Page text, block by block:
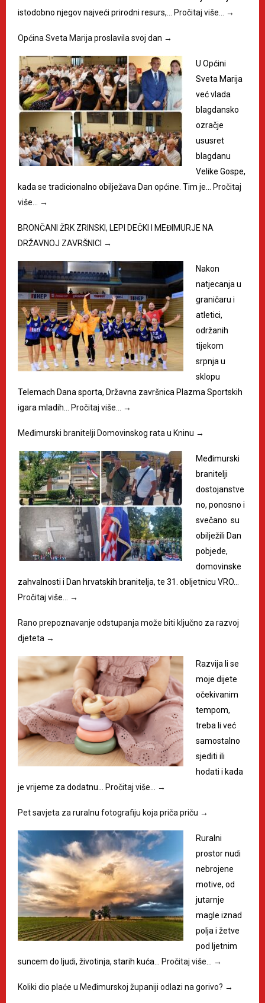
istodobno njegov najveći prirodni resurs,…
Pročitaj više… →
Općina Sveta Marija proslavila svoj dan →
U Općini
Sveta Marija
već vlada
blagdansko
ozračje
ususret
blagdanu
Velike Gospe,
kada se tradicionalno obilježava Dan općine. Tim je…
Pročitaj
više…
→
BRONČANI ŽRK ZRINSKI, LEPI DEČKI I MEĐIMURJE NA
DRŽAVNOJ ZAVRŠNICI →
Nakon
natjecanja u
graničaru i
atletici,
održanih
tijekom
srpnja u
sklopu
Telemach Dana sporta, Državna završnica Plazma Sportskih
igara mladih…
Pročitaj više… →
Međimurski branitelji Domovinskog rata u Kninu →
Međimurski
branitelji
dostojanstve
no, ponosno i
svečano su
obilježili Dan
pobjede,
domovinske
zahvalnosti i Dan hrvatskih branitelja, te 31. obljetnicu VRO…
Pročitaj više…
→
Rano prepoznavanje odstupanja može biti ključno za razvoj
djeteta →
Razvija li se
moje dijete
očekivanim
tempom,
treba li već
samostalno
sjediti ili
hodati i kada
je vrijeme za dodatnu…
Pročitaj više… →
Pet savjeta za ruralnu fotografiju koja priča priču →
Ruralni
prostor nudi
nebrojene
motive, od
jutarnje
magle iznad
polja i žetve
pod ljetnim
suncem do ljudi, životinja, starih kuća…
Pročitaj više… →
Koliki dio plaće u Međimurskoj županiji odlazi na gorivo? →